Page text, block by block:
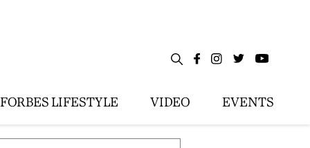
FORBES LIFESTYLE VIDEO EVENTS